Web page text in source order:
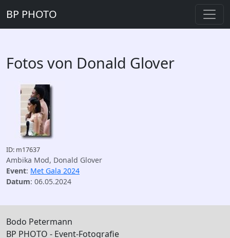
BP PHOTO
Fotos von Donald Glover
ID: m17637
Ambika Mod, Donald Glover
Event: Met Gala 2024
Datum: 06.05.2024
Bodo Petermann
BP PHOTO - Event-Fotografie